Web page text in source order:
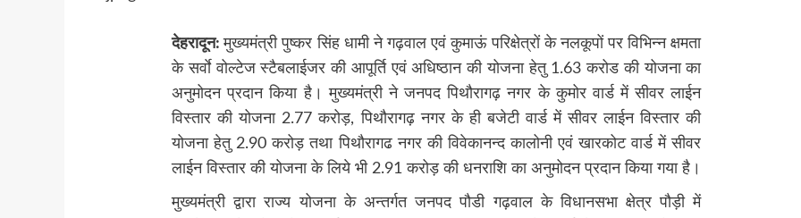
देहरादून:मुख्यमंत्री पुष्कर सिंह धामी ने गढ़वाल एवं कुमाऊं परिक्षेत्रों के नलकूपों पर विभिन्न क्षमता
के सर्वाे वोल्टेज स्टैबलाईजर की आपूर्ति एवं अधिष्ठान की योजना हेतु 1.63 करोड की योजना का
अनुमोदन प्रदान किया है। मुख्यमंत्री ने जनपद पिथौरागढ़ नगर के कुमोर वार्ड में सीवर लाईन
विस्तार की योजना 2.77 करोड़, पिथौरागढ़ नगर के ही बजेटी वार्ड में सीवर लाईन विस्तार की
योजना हेतु 2.90 करोड़ तथा पिथौरागढ नगर की विवेकानन्द कालोनी एवं खारकोट वार्ड में सीवर
लाईन विस्तार की योजना के लिये भी 2.91 करोड़ की धनराशि का अनुमोदन प्रदान किया गया है।
मुख्यमंत्री द्वारा राज्य योजना के अन्तर्गत जनपद पौडी गढ़वाल के विधानसभा क्षेत्र पौड़ी में